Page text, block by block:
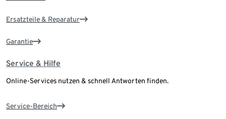
Ersatzteile & Reparatur
Garantie
Service & Hilfe
Online-Services nutzen & schnell Antworten finden.
Service-Bereich